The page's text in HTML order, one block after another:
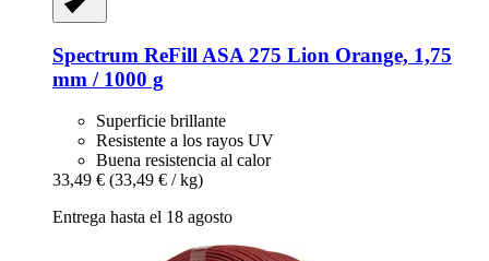
Spectrum ReFill ASA 275 Lion Orange, 1,75
mm / 1000 g
Superficie brillante
Resistente a los rayos UV
Buena resistencia al calor
33,49 € (33,49 € / kg)
Entrega hasta el 18 agosto